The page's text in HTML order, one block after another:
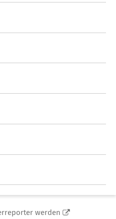
werden